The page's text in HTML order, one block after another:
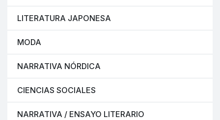
LITERATURA JAPONESA
MODA
NARRATIVA NÓRDICA
CIENCIAS SOCIALES
NARRATIVA / ENSAYO LITERARIO